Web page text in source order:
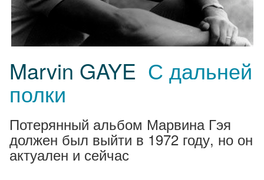
Marvin GAYE С дальней
полки
Потерянный альбом Марвина Гэя
должен был выйти в 1972 году, но он
актуален и сейчас